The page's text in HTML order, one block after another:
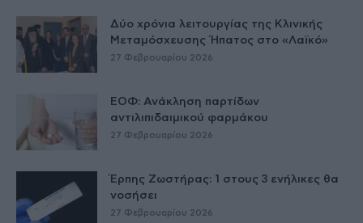
Δύο χρόνια λειτουργίας της Κλινικής
Μεταμόσχευσης Ήπατος στο «Λαϊκό»
27 Φεβρουαρίου 2026
ΕΟΦ: Ανάκληση παρτίδων
αντιλιπιδαιμικού φαρμάκου
27 Φεβρουαρίου 2026
Έρπης Ζωστήρας: 1 στους 3 ενήλικες θα
νοσήσει
27 Φεβρουαρίου 2026